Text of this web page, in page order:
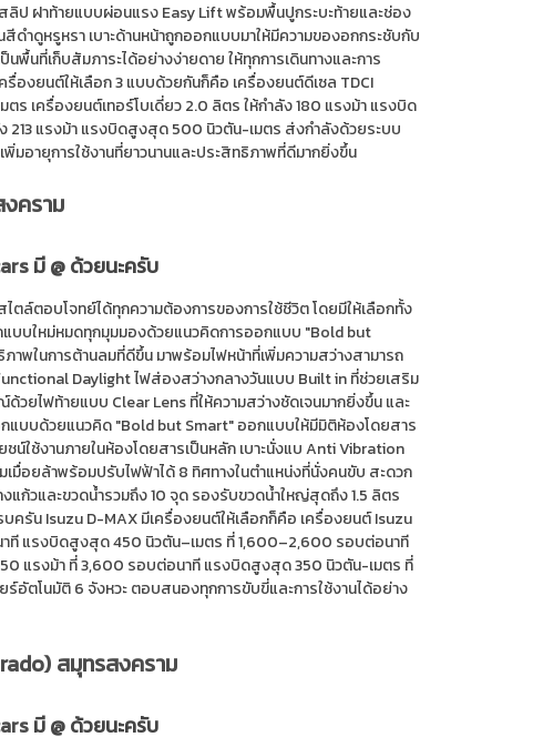
ป ฝาท้ายแบบผ่อนแรง Easy Lift พร้อมพื้นปูกระบะท้ายและช่อง
ดำดูหรูหรา เบาะด้านหน้าถูกออกแบบมาให้มีความของอกกระชับกับ
พื้นที่เก็บสัมภาระได้อย่างง่ายดาย ให้ทุกการเดินทางและการ
องยนต์ให้เลือก 3 แบบด้วยกันก็คือ เครื่องยนต์ดีเซล TDCI
ร เครื่องยนต์เทอร์โบเดี่ยว 2.0 ลิตร ให้กำลัง 180 แรงม้า แรงบิด
213 แรงม้า แรงบิดสูงสุด 500 นิวตัน-เมตร ส่งกำลังด้วยระบบ
มอายุการใช้งานที่ยาวนานและประสิทธิภาพที่ดีมากยิ่งขึ้น
คราม
มี @ ด้วยนะครับ
ล์ตอบโจทย์ได้ทุกความต้องการของการใช้ชีวิต โดยมีให้เลือกทั้ง
บบใหม่หมดทุกมุมมองด้วยแนวคิดการออกแบบ "Bold but
พในการต้านลมที่ดีขึ้น มาพร้อมไฟหน้าที่เพิ่มความสว่างสามารถ
Daylight ไฟส่องสว่างกลางวันแบบ Built in ที่ช่วยเสริม
วยไฟท้ายแบบ Clear Lens ที่ให้ความสว่างชัดเจนมากยิ่งขึ้น และ
แบบด้วยแนวคิด "Bold but Smart" ออกแบบให้มีมิติห้องโดยสาร
น์ใช้งานภายในห้องโดยสารเป็นหลัก เบาะนั่งแบ Anti Vibration
อยล้าพร้อมปรับไฟฟ้าได้ 8 ทิศทางในตำแหน่งที่นั่งคนขับ สะดวก
ก้วและขวดน้ำรวมถึง 10 จุด รองรับขวดน้ำใหญ่สุดถึง 1.5 ลิตร
ครัน Isuzu D-MAX มีเครื่องยนต์ให้เลือกก็คือ เครื่องยนต์ Isuzu
ที แรงบิดสูงสุด 450 นิวตัน–เมตร ที่ 1,600–2,600 รอบต่อนาที
แรงม้า ที่ 3,600 รอบต่อนาที แรงบิดสูงสุด 350 นิวตัน-เมตร ที่
อัตโนมัติ 6 จังหวะ ตอบสนองทุกการขับขี่และการใช้งานได้อย่าง
สมุทรสงคราม
มี @ ด้วยนะครับ